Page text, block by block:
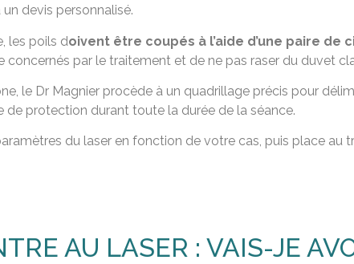
devis personnalisé.
les poils doivent être coupés à l’aide d’une paire de
par le traitement et de ne pas raser du duvet
le Dr Magnier procède à un quadrillage précis pour
de protection durant toute la durée de la séance.
du laser en fonction de votre cas, puis place au
AU LASER : VAIS-JE